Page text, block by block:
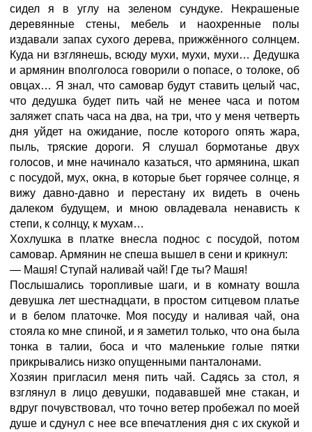
сидел я в углу на зеленом сундуке. Некрашеные
деревянные стены, мебель и наохренные полы
издавали запах сухого дерева, прижжённого солнцем.
Куда ни взглянешь, всюду мухи, мухи, мухи… Дедушка
и армянин вполголоса говорили о попасе, о толоке, об
овцах… Я знал, что самовар будут ставить целый час,
что дедушка будет пить чай не менее часа и потом
заляжет спать часа на два, на три, что у меня четверть
дня уйдет на ожидание, после которого опять жара,
пыль, тряские дороги. Я слушал бормотанье двух
голосов, и мне начинало казаться, что армянина, шкап
с посудой, мух, окна, в которые бьет горячее солнце, я
вижу давно-давно и перестану их видеть в очень
далеком будущем, и мною овладевала ненависть к
степи, к солнцу, к мухам…
Хохлушка в платке внесла поднос с посудой, потом
самовар. Армянин не спеша вышел в сени и крикнул:
— Машя! Ступай наливай чай! Где ты? Машя!
Послышались торопливые шаги, и в комнату вошла
девушка лет шестнадцати, в простом ситцевом платье
и в белом платочке. Моя посуду и наливая чай, она
стояла ко мне спиной, и я заметил только, что она была
тонка в талии, боса и что маленькие голые пятки
прикрывались низко опущенными панталонами.
Хозяин пригласил меня пить чай. Садясь за стол, я
взглянул в лицо девушки, подававшей мне стакан, и
вдруг почувствовал, что точно ветер пробежал по моей
душе и сдунул с нее все впечатления дня с их скукой и